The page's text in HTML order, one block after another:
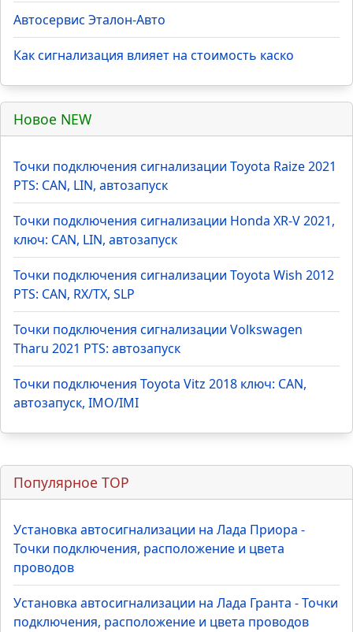
Автосервис Эталон-Авто
Как сигнализация влияет на стоимость каско
Новое NEW
Точки подключения сигнализации Toyota Raize 2021
PTS: CAN, LIN, автозапуск
Точки подключения сигнализации Honda XR-V 2021,
ключ: CAN, LIN, автозапуск
Точки подключения сигнализации Toyota Wish 2012
PTS: CAN, RX/TX, SLP
Точки подключения сигнализации Volkswagen
Tharu 2021 PTS: автозапуск
Точки подключения Toyota Vitz 2018 ключ: CAN,
автозапуск, IMO/IMI
Популярное TOP
Установка автосигнализации на Лада Приора -
Точки подключения, расположение и цвета
проводов
Установка автосигнализации на Лада Гранта - Точки
подключения, расположение и цвета проводов